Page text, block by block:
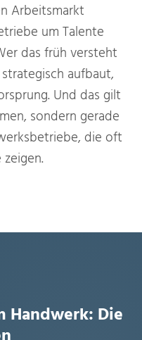
Arbeitsmarkt
um Talente
das früh versteht
aufbaut,
Und das gilt
sondern gerade
die oft
Handwerk: Die